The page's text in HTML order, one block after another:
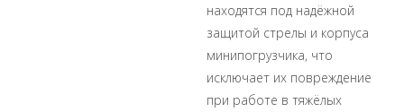
находятся под надёжной
защитой стрелы и корпуса
минипогрузчика, что
исключает их повреждение
при работе в тяжёлых